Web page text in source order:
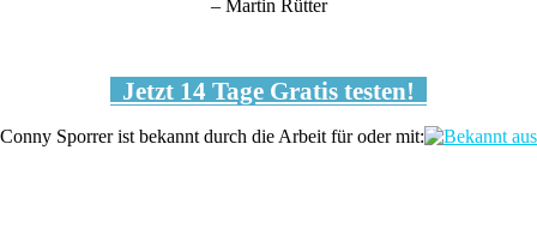
– Martin Rütter
Jetzt 14 Tage Gratis testen!
Conny Sporrer ist bekannt durch die Arbeit für oder mit: